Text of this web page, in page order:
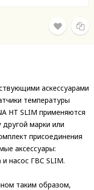
аскессуарами
температуры
HT SLIM применяются
марки или
присоединения
аксессуары:
насос ГВС SLIM.
таким образом,